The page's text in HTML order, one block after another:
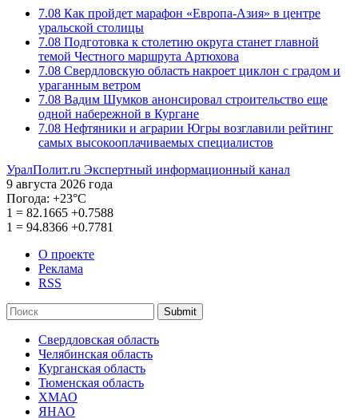
7.08 Как пройдет марафон «Европа-Азия» в центре
уральской столицы
7.08 Подготовка к столетию округа станет главной
темой Честного маршрута Артюхова
7.08 Свердловскую область накроет циклон с градом и
ураганным ветром
7.08 Вадим Шумков анонсировал строительство еще
одной набережной в Кургане
7.08 Нефтяники и аграрии Югры возглавили рейтинг
самых высокооплачиваемых специалистов
УралПолит.ru Экспертный информационный канал
9 августа 2026 года
Погода: +23°С
1 = 82.1665 +0.7588
1 = 94.8366 +0.7781
О проекте
Реклама
RSS
Submit
Свердловская область
Челябинская область
Курганская область
Тюменская область
ХМАО
ЯНАО